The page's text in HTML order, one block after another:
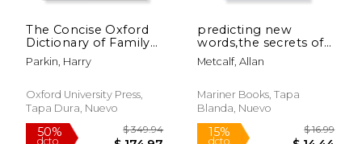
The Concise Oxford
Dictionary of Family
Names in Britain (en
Inglés)
Parkin, Harry
Oxford University Press,
Tapa Dura, Nuevo
predicting new
words,the secrets of
their success (en
Inglés)
Metcalf, Allan
Mariner Books, Tapa
Blanda, Nuevo